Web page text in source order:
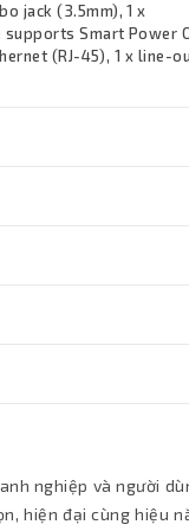
jack (3.5mm), 1 x
Smart Power
(RJ-45), 1 x line-
nghiệp và người
hiện đại cùng hiệu